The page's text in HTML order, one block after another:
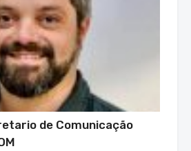
de Comunicação